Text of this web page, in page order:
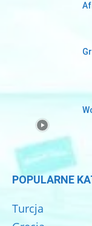
POPULARNE
Turcja